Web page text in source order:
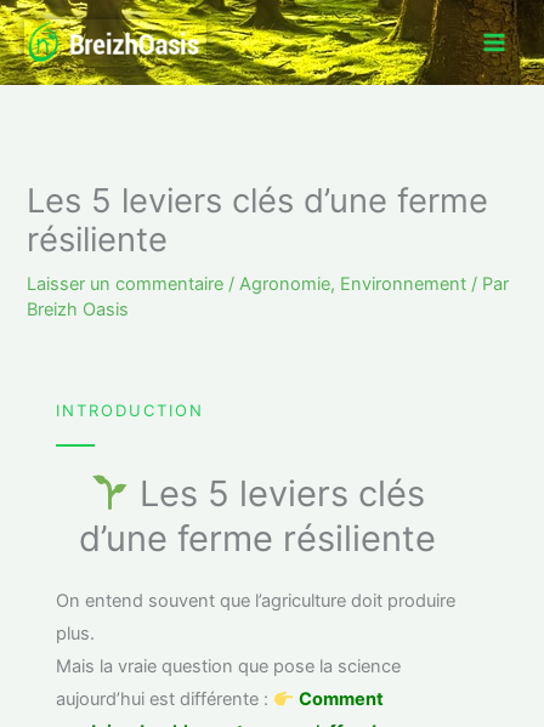
Aller
au
contenu
Les 5 leviers clés d’une ferme
résiliente
Laisser un commentaire /Agronomie, Environnement / Par
Breizh Oasis
INTRODUCTION
Les 5 leviers clés
d’une ferme résiliente
On entend souvent que l’agriculture doit produire
plus.
Mais la vraie question que pose la science
aujourd’hui est différente :
Comment